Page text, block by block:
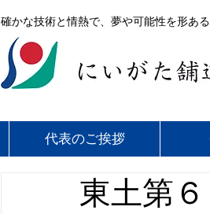
確かな技術と情熱で、夢や可能性を形あ
代表のご挨拶
東土第